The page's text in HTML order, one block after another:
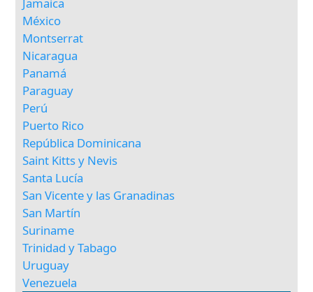
Jamaica
México
Montserrat
Nicaragua
Panamá
Paraguay
Perú
Puerto Rico
República Dominicana
Saint Kitts y Nevis
Santa Lucía
San Vicente y las Granadinas
San Martín
Suriname
Trinidad y Tabago
Uruguay
Venezuela